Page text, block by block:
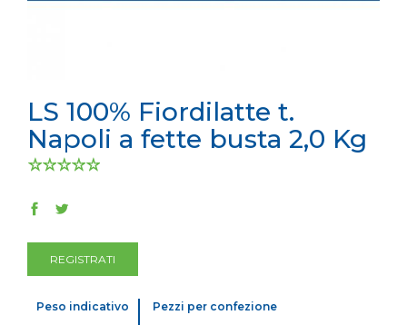
LS 100% Fiordilatte t.
Napoli a fette busta 2,0 Kg
REGISTRATI
Peso indicativo Pezzi per confezione